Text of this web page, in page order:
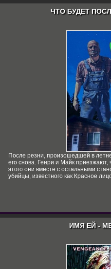
ЧТО БУДЕТ
После резни, произошедшей в
его снова. Генри и Майк
этого они вместе с остальными
убийцы, известного как Красное
ИМЯ ЕЙ -